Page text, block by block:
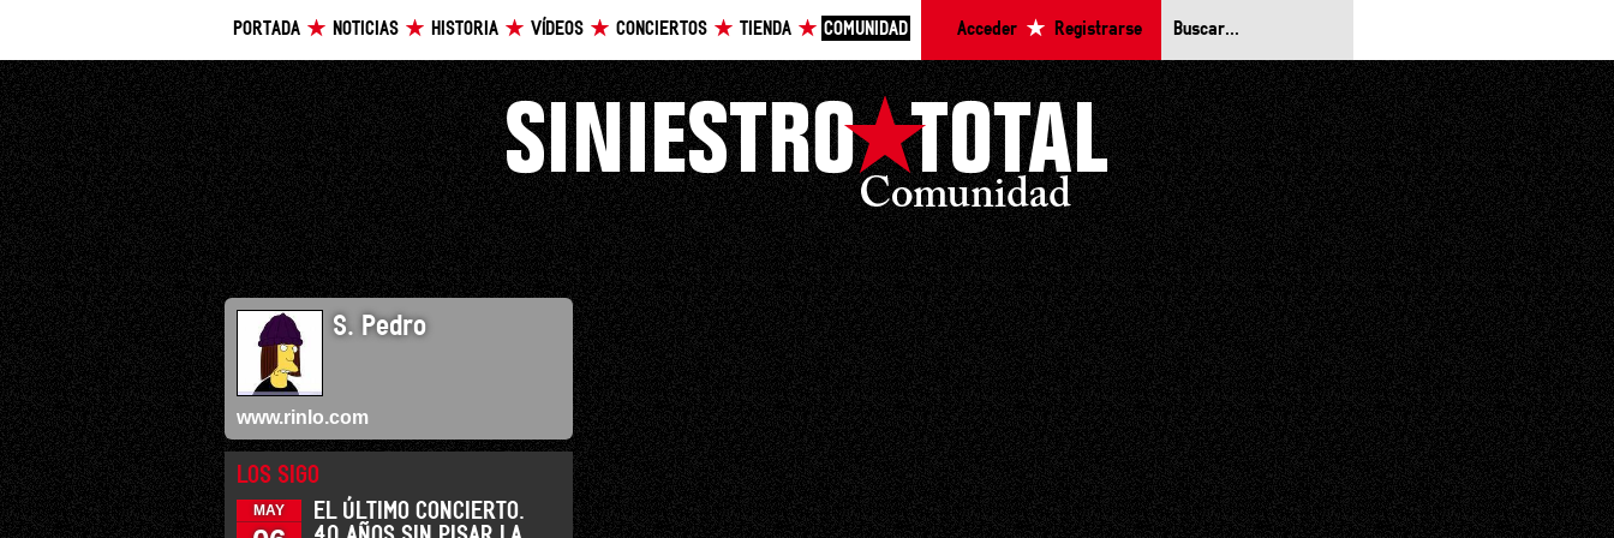
PORTADA NOTICIAS HISTORIA VÍDEOS CONCIERTOS TIENDA COMUNIDAD Acceder Registrarse
S. Pedro
www.rinlo.com
LOS SIGO
MAY
EL ÚLTIMO CONCIERTO.